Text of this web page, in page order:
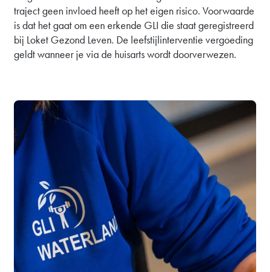
traject geen invloed heeft op het eigen risico. Voorwaarde
is dat het gaat om een erkende GLI die staat geregistreerd
bij Loket Gezond Leven. De leefstijlinterventie vergoeding
geldt wanneer je via de huisarts wordt doorverwezen.